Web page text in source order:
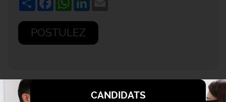
POSTULEZ
CANDIDATS